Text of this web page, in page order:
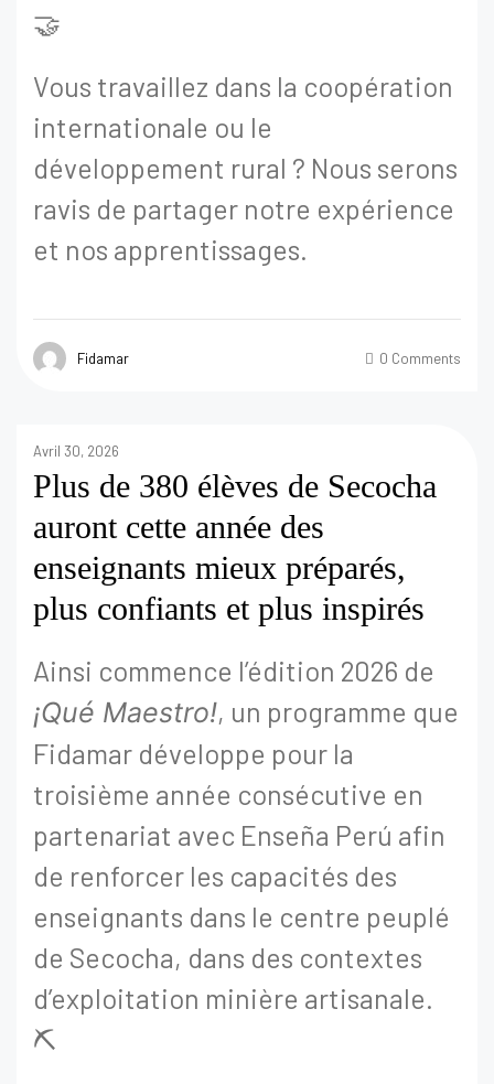
🤝
Vous travaillez dans la coopération
internationale ou le
développement rural ? Nous serons
ravis de partager notre expérience
et nos apprentissages.
Fidamar 0 Comments
Avril 30, 2026
Plus de 380 élèves de Secocha
auront cette année des
enseignants mieux préparés,
plus confiants et plus inspirés
Ainsi commence l’édition 2026 de
¡Qué Maestro!, un programme que
Fidamar développe pour la
troisième année consécutive en
partenariat avec Enseña Perú afin
de renforcer les capacités des
enseignants dans le centre peuplé
de Secocha, dans des contextes
d’exploitation minière artisanale.
⛏️